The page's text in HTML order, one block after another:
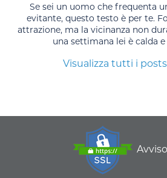
Se sei un uomo che frequenta
evitante, questo testo è per te.
attrazione, ma la vicinanza non
una settimana lei è calda e
Visualizza tutti i